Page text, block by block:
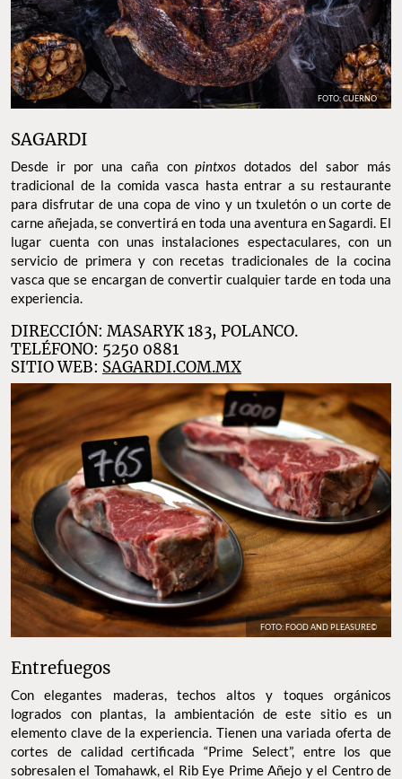
FOTO: CUERNO
SAGARDI
Desde ir por una caña conpintxos dotados del sabor más
tradicional de la comida vasca hasta entrar a su restaurante
para disfrutar de una copa de vino y un txuletón o un corte de
carne añejada, se convertirá en toda una aventura en Sagardi. El
lugar cuenta con unas instalaciones espectaculares, con un
servicio de primera y con recetas tradicionales de la cocina
vasca que se encargan de convertir cualquier tarde en toda una
experiencia.
DIRECCIÓN: MASARYK 183, POLANCO.
TELÉFONO: 5250 0881
SITIO WEB: SAGARDI.COM.MX
FOTO: FOOD AND PLEASURE©
Entrefuegos
Con elegantes maderas, techos altos y toques orgánicos
logrados con plantas, la ambientación de este sitio es un
elemento clave de la experiencia. Tienen una variada oferta de
cortes de calidad certificada “Prime Select”, entre los que
sobresalen el Tomahawk, el Rib Eye Prime Añejo y el Centro de